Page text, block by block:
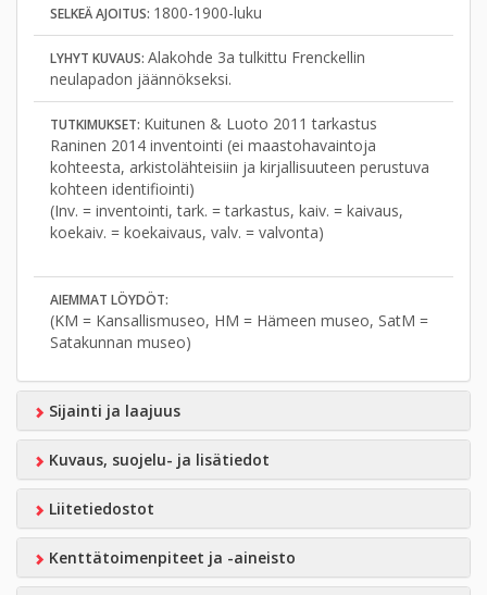
SELKEÄ AJOITUS: 1800-1900-luku
LYHYT KUVAUS: Alakohde 3a tulkittu Frenckellin
neulapadon jäännökseksi.
TUTKIMUKSET: Kuitunen & Luoto 2011 tarkastus
Raninen 2014 inventointi (ei maastohavaintoja
kohteesta, arkistolähteisiin ja kirjallisuuteen perustuva
kohteen identifiointi)
(Inv. = inventointi, tark. = tarkastus, kaiv. = kaivaus,
koekaiv. = koekaivaus, valv. = valvonta)
AIEMMAT LÖYDÖT:
(KM = Kansallismuseo, HM = Hämeen museo, SatM =
Satakunnan museo)
Sijainti ja laajuus
Kuvaus, suojelu- ja lisätiedot
Liitetiedostot
Kenttätoimenpiteet ja -aineisto